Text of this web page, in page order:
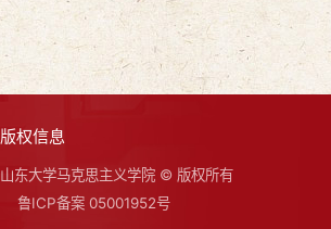
版权信息
山东大学马克思主义学院 © 版权所有
鲁ICP备案 05001952号